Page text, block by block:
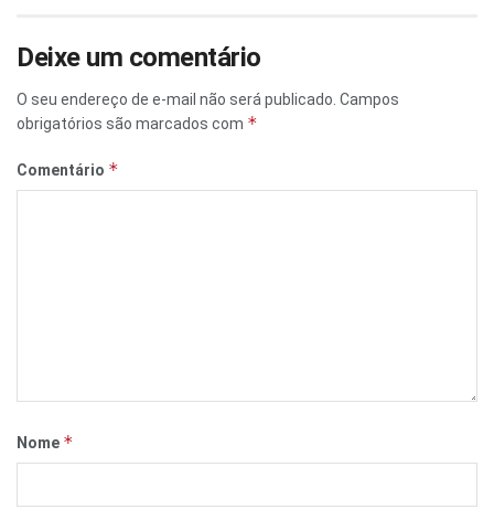
Deixe um comentário
O seu endereço de e-mail não será publicado. Campos
obrigatórios são marcados com *
Comentário *
Nome *